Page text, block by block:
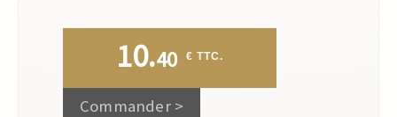
10.40  € TTC.
Commander >